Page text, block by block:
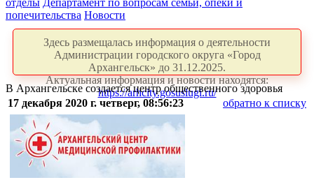
отделы Департамент по вопросам семьи, опеки и
попечительства Новости
Здесь размещалась информация о деятельности
Администрации городского округа «Город
Архангельск» до 31.12.2025.
Актуальная информация и новости находятся:
https://arhcity.gosuslugi.ru/
В Архангельске создается центр общественного здоровья
17 декабря 2020 г. четверг, 08:56:23
обратно к списку